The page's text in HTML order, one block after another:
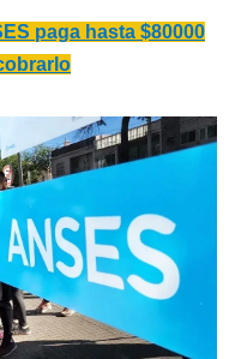
paga hasta $80000